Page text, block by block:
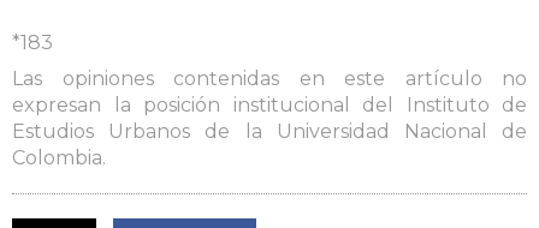
*183
Las opiniones contenidas en este artículo no
expresan la posición institucional del Instituto de
Estudios Urbanos de la Universidad Nacional de
Colombia.